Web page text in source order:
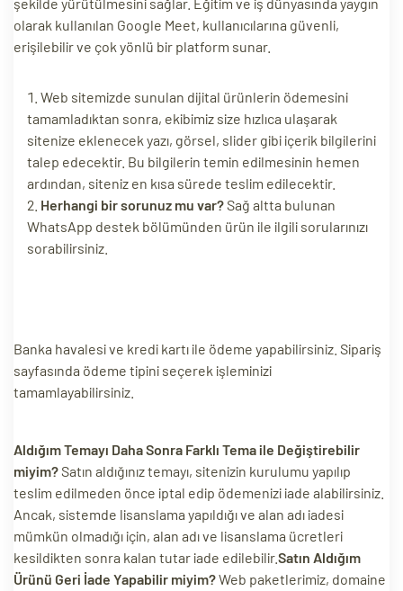
olarak kullanılan Google Meet, kullanıcılarına güvenli,
erişilebilir ve çok yönlü bir platform sunar.
Web sitemizde sunulan dijital ürünlerin ödemesini
tamamladıktan sonra, ekibimiz size hızlıca ulaşarak
sitenize eklenecek yazı, görsel, slider gibi içerik bilgilerini
talep edecektir. Bu bilgilerin temin edilmesinin hemen
ardından, siteniz en kısa sürede teslim edilecektir.
Herhangi bir sorunuz mu var?Sağ altta bulunan
WhatsApp destek bölümünden ürün ile ilgili sorularınızı
sorabilirsiniz.
Banka havalesi ve kredi kartı ile ödeme yapabilirsiniz. Sipariş
sayfasında ödeme tipini seçerek işleminizi
tamamlayabilirsiniz.
Aldığım Temayı Daha Sonra Farklı Tema ile Değiştirebilir
miyim?Satın aldığınız temayı, sitenizin kurulumu yapılıp
teslim edilmeden önce iptal edip ödemenizi iade alabilirsiniz.
Ancak, sistemde lisanslama yapıldığı ve alan adı iadesi
mümkün olmadığı için, alan adı ve lisanslama ücretleri
kesildikten sonra kalan tutar iade edilebilir.Satın Aldığım
Ürünü Geri İade Yapabilir miyim?Web paketlerimiz, domaine